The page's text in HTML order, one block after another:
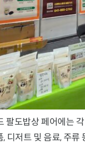
팔도밥상 페어에는
디저트 및 음료, 주